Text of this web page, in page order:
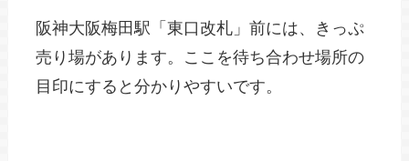
阪神大阪梅田駅「東口改札」前には、きっぷ
売り場があります。ここを待ち合わせ場所の
目印にすると分かりやすいです。